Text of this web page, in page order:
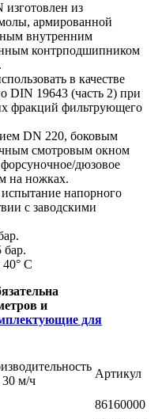
из
армированной
внутренним
контрподшипником
в качестве
DIN 19643 (часть 2) при
фракций фильтрующего
DN 220, боковым
смотровым окном
дюзовое
на ножках.
напорного
с заводскими
бар.
C
и
для
м/ч
Артикул
86160000